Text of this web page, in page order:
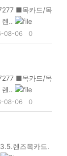
■목카드/목
..
08-06 0
■목카드/목
..
08-06 0
렌즈목카드.